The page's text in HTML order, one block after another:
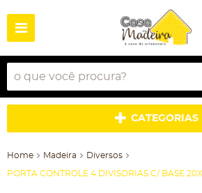
CATEGORIAS
Home Madeira Diversos
PORTA CONTROLE 4 DIVISORIAS C/ BASE